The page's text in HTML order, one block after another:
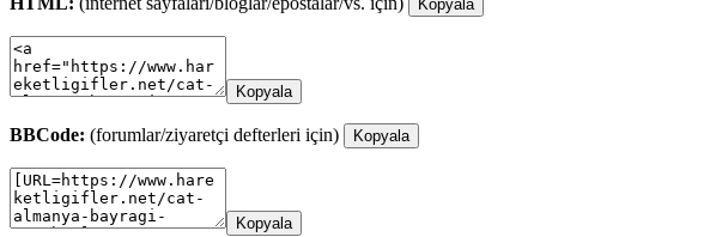
Kopyala
Kopyala
BBCode: (forumlar/ziyaretçi defterleri için) Kopyala
Kopyala